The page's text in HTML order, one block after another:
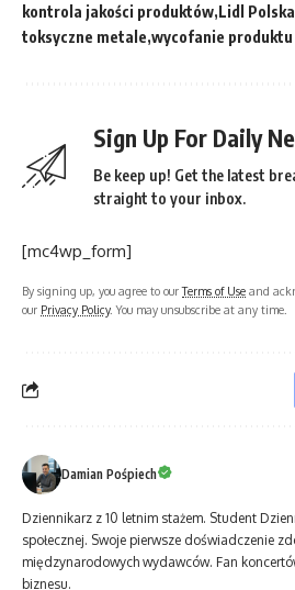
kontrola jakości produktów Lidl Polska
toksyczne metale wycofanie produktu
Sign Up For Daily
Be keep up! Get the latest
straight to your inbox.
[mc4wp_form]
By signing up, you agree to ourTerms of Use and
our Privacy Policy. You may unsubscribe at any time.
Damian Pośpiech
Dziennikarz z 10 letnim stażem. Student
społecznej. Swoje pierwsze doświadczenie
międzynarodowych wydawców. Fan
biznesu.